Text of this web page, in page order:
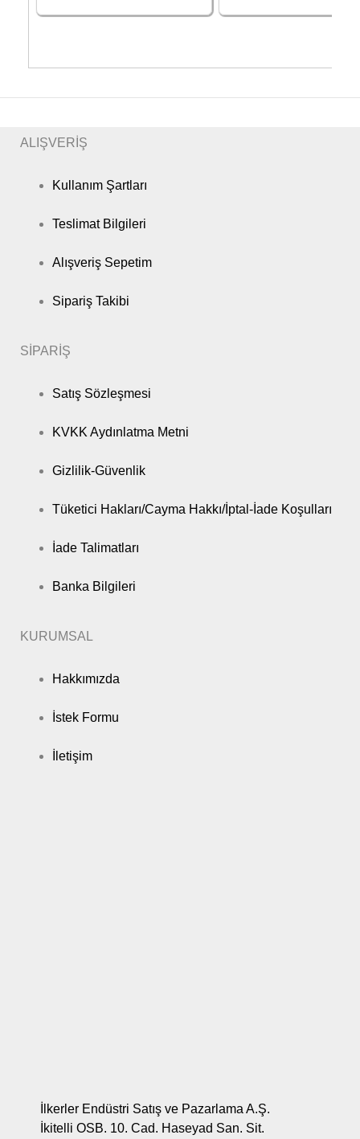
ALIŞVERİŞ
Kullanım Şartları
Teslimat Bilgileri
Alışveriş Sepetim
Sipariş Takibi
SİPARİŞ
Satış Sözleşmesi
KVKK Aydınlatma Metni
Gizlilik-Güvenlik
Tüketici Hakları/Cayma Hakkı/İptal-İade Koşulları
İade Talimatları
Banka Bilgileri
KURUMSAL
Hakkımızda
İstek Formu
İletişim
İlkerler Endüstri Satış ve Pazarlama A.Ş.
İkitelli OSB. 10. Cad. Haseyad San. Sit.